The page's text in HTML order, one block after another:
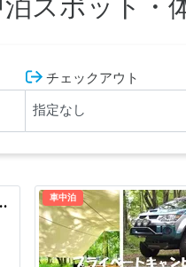
スポット・
チェックアウト
デン尾の上) 車中泊